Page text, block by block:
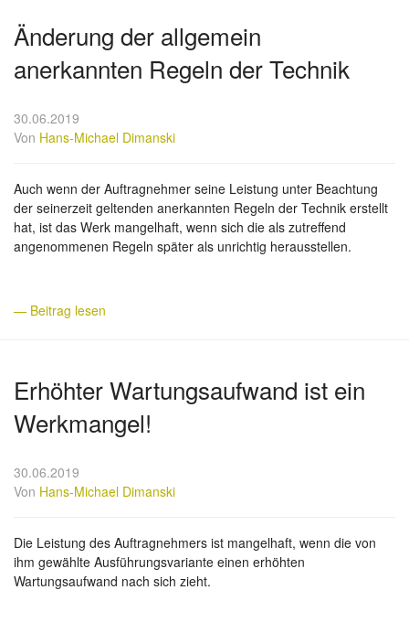
Änderung der allgemein
anerkannten Regeln der Technik
30.06.2019
Von Hans-Michael Dimanski
Auch wenn der Auftragnehmer seine Leistung unter Beachtung
der seinerzeit geltenden anerkannten Regeln der Technik erstellt
hat, ist das Werk mangelhaft, wenn sich die als zutreffend
angenommenen Regeln später als unrichtig herausstellen.
— Beitrag lesen
Erhöhter Wartungsaufwand ist ein
Werkmangel!
30.06.2019
Von Hans-Michael Dimanski
Die Leistung des Auftragnehmers ist mangelhaft, wenn die von
ihm gewählte Ausführungsvariante einen erhöhten
Wartungsaufwand nach sich zieht.